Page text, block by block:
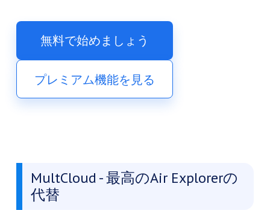
無料で始めましょう
プレミアム機能を見る
MultCloud - 最高のAir Explorerの
代替